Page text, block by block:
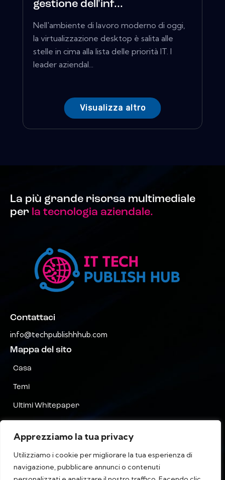
Apprezziamo la tua privacy
Utilizziamo i cookie per migliorare la tua esperienza di
navigazione, pubblicare annunci o contenuti
gestione dell'inf...
Nell'ambiente di lavoro moderno di oggi,
la virtualizzazione desktop è salita alle
stelle in cima alla lista delle priorità IT. I
leader aziendal...
Visualizza altro
La più grande risorsa multimediale
per la tecnologia aziendale.
Contattaci
info@techpublishhhub.com
Mappa del sito
Casa
Temi
Ultimi Whitepaper
Contattaci